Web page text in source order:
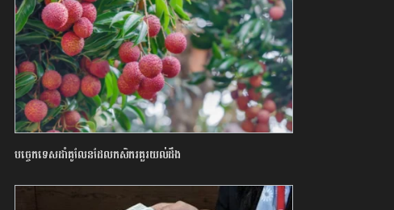
បច្ចេកទេសដាំគូលែនដែលកសិករគួរយល់ដឹង